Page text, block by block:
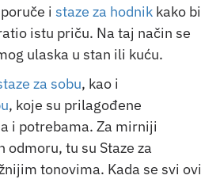
i staze za hodnik kako bi
istu priču. Na taj način se
ulaska u stan ili kuću.
za sobu, kao i
, koje su prilagođene
i potrebama. Za mirniji
tu su Staze za
tonovima. Kada se svi ovi